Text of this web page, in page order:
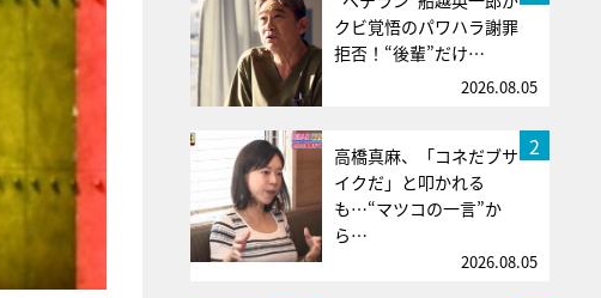
クビ覚悟のパワハラ謝罪
拒否！“後輩”だけ…
2026.08.05
2
高橋真麻、「コネだブサ
イクだ」と叩かれる
も…“マツコの一言”か
ら…
2026.08.05